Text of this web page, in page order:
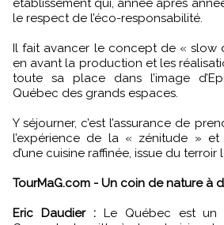
le respect de l’éco-responsabilité.
Il fait avancer le concept de « slow
en avant la production et les
toute sa place dans l’image
Québec des grands espaces.
Y séjourner, c’est l’assurance de
l’expérience de la « zénitude »
d’une cuisine raffinée, issue du terroir
TourMaG.com - Un coin de nature à
Eric Daudier :Le Québec est un